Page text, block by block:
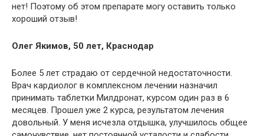
нет! Поэтому об этом препарате могу оставить только
хороший отзыв!
Олег Якимов, 50 лет, Краснодар
Более 5 лет страдаю от сердечной недостаточности.
Врач кардиолог в комплексном лечении назначил
принимать таблетки Милдронат, курсом один раз в 6
месяцев. Прошел уже 2 курса, результатом лечения
довольный. У меня исчезла отдышка, улучшилось общее